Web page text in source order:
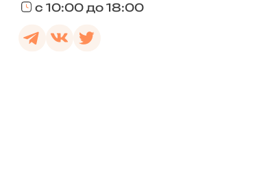
с 10:00 до 18:00